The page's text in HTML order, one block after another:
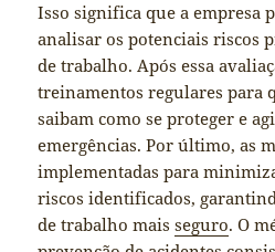
Isso significa que a empresa
analisar os potenciais riscos
de trabalho. Após essa
treinamentos regulares para
saibam como se proteger e
emergências. Por último, as
implementadas para
riscos identificados,
de trabalho maisseguro. O